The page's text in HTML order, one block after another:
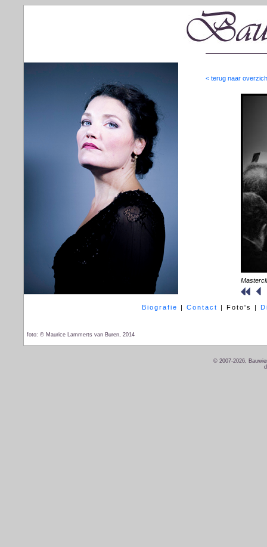
< terug naar
Biografie | Contact | Foto's |
foto: © Maurice Lammerts van Buren, 2014
© 2007-2026,